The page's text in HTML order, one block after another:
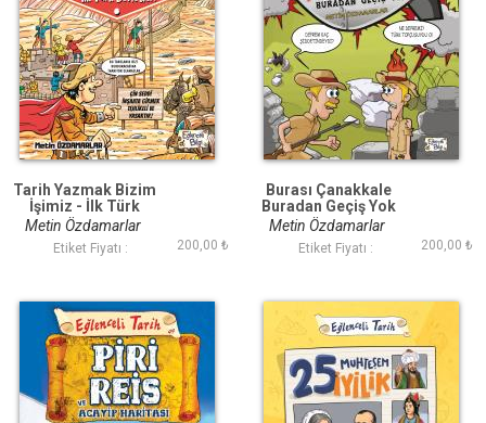
Tarih Yazmak Bizim
İşimiz - İlk Türk
Devletleri
Metin Özdamarlar
Etiket Fiyatı : 200,00 ₺
Burası Çanakkale
Buradan Geçiş Yok
Metin Özdamarlar
Etiket Fiyatı : 200,00 ₺